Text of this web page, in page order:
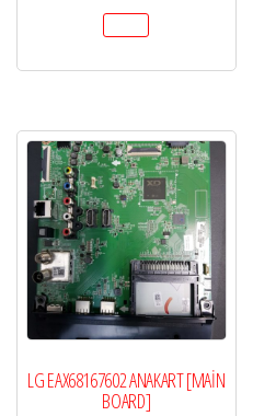
LG EAX68167602 ANAKART [MAİN
BOARD]